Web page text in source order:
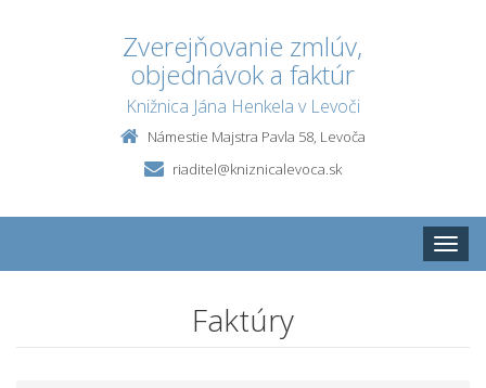
Zverejňovanie zmlúv,
objednávok a faktúr
Knižnica Jána Henkela v Levoči
Námestie Majstra Pavla 58, Levoča
riaditel@kniznicalevoca.sk
Toggle
Faktúry